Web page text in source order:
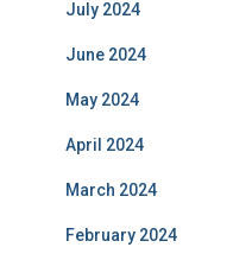
July 2024
June 2024
May 2024
April 2024
March 2024
February 2024